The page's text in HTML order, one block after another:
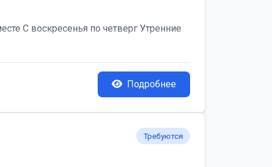
С воскресенья по четверг Утренние
Подробнее
Требуются